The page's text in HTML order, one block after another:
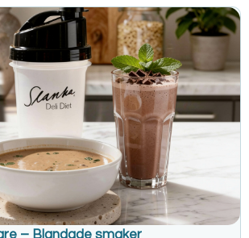
– Blandade smaker